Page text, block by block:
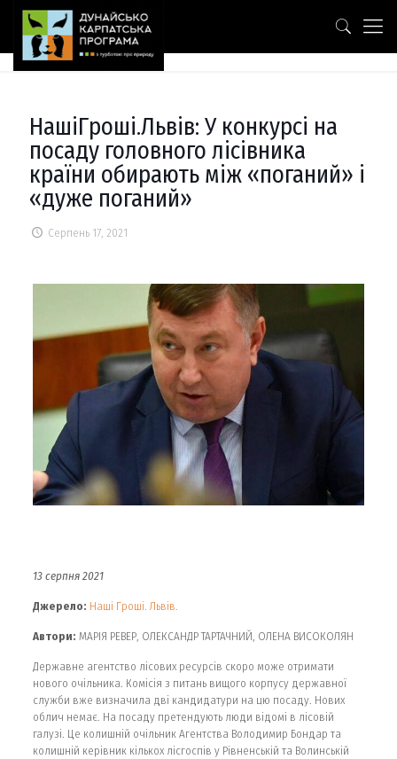
НашіГроші.Львів: У конкурсі на
посаду головного лісівника
країни обирають між «поганий» і
«дуже поганий»
Серпень 17, 2021
13 серпня 2021
Джерело: Наші Гроші. Львів.
Автори: МАРІЯ РЕВЕР, ОЛЕКСАНДР ТАРТАЧНИЙ, ОЛЕНА ВИСОКОЛЯН
Державне агентство лісових ресурсів скоро може отримати
нового очільника. Комісія з питань вищого корпусу державної
служби вже визначила дві кандидатури на цю посаду. Нових
облич немає. На посаду претендують люди відомі в лісовій
галузі. Це колишній очільник Агентства Володимир Бондар та
колишній керівник кількох лісгоспів у Рівненській та Волинській